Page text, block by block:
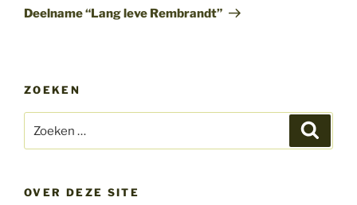
bericht
Deelname “Lang leve Rembrandt”
ZOEKEN
naar:
OVER DEZE SITE